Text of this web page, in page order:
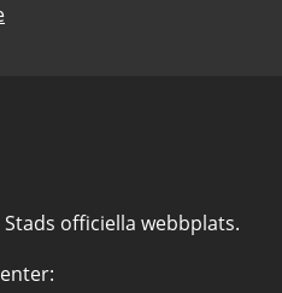
officiella webbplats.